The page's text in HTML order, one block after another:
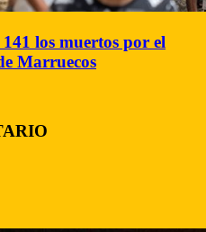
los muertos por el
Marruecos